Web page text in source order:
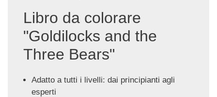
Libro da colorare
"Goldilocks and the
Three Bears"
Adatto a tutti i livelli: dai principianti agli
esperti